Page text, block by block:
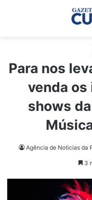
Para nos
venda os
shows
Agência de Noticias da
3